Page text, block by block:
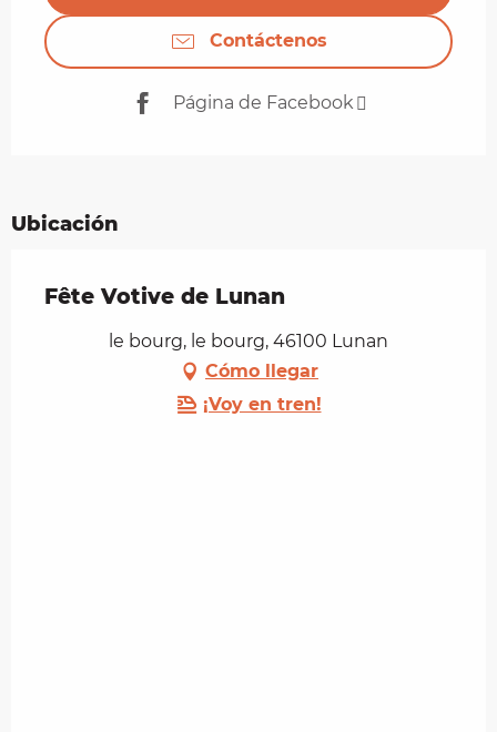
Contáctenos
Página de Facebook
Ubicación
Fête Votive de Lunan
le bourg, le bourg, 46100 Lunan
Cómo llegar
¡Voy en tren!